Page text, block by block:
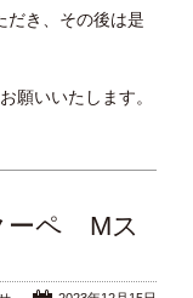
だき、その後は是
願いいたします。
ーペ Mス